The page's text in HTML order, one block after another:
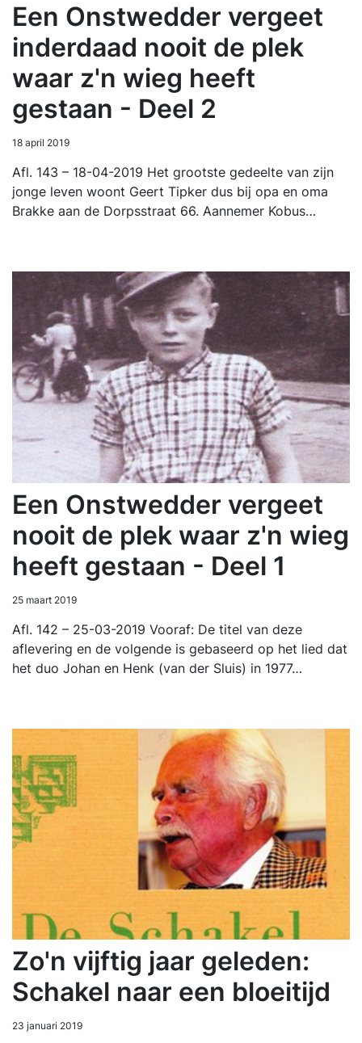
Een Onstwedder vergeet
inderdaad nooit de plek
waar z'n wieg heeft
gestaan - Deel 2
18 april 2019
Afl. 143 – 18-04-2019 Het grootste gedeelte van zijn
jonge leven woont Geert Tipker dus bij opa en oma
Brakke aan de Dorpsstraat 66. Aannemer Kobus…
Een Onstwedder vergeet
nooit de plek waar z'n wieg
heeft gestaan - Deel 1
25 maart 2019
Afl. 142 – 25-03-2019 Vooraf: De titel van deze
aflevering en de volgende is gebaseerd op het lied dat
het duo Johan en Henk (van der Sluis) in 1977…
Zo'n vijftig jaar geleden:
Schakel naar een bloeitijd
23 januari 2019